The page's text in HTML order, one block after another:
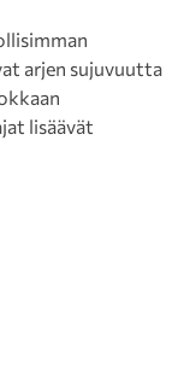
arjen sujuvuutta
lisäävät